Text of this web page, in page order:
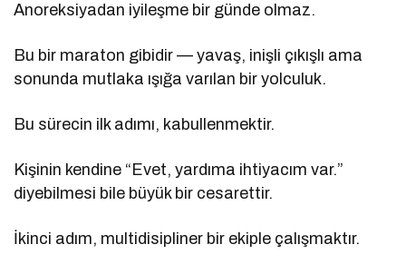
Anoreksiyadan iyileşme bir günde olmaz.
Bu bir maraton gibidir — yavaş, inişli çıkışlı ama
sonunda mutlaka ışığa varılan bir yolculuk.
Bu sürecin ilk adımı, kabullenmektir.
Kişinin kendine “Evet, yardıma ihtiyacım var.”
diyebilmesi bile büyük bir cesarettir.
İkinci adım, multidisipliner bir ekiple çalışmaktır.